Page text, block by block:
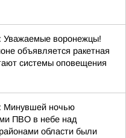
Уважаемые воронежцы!
объявляется ракетная
системы оповещения
Минувшей ночью
ПВО в небе над
области были